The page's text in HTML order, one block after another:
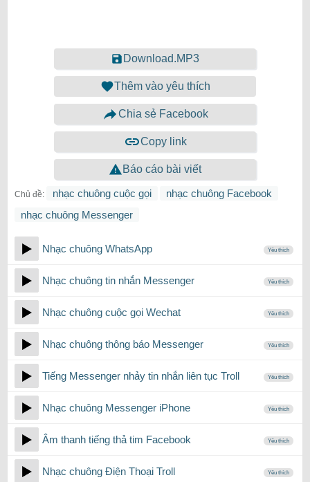
Download.MP3
Thêm vào yêu thích
Chia sẻ Facebook
Copy link
Báo cáo bài viết
Chủ đề: nhạc chuông cuộc gọi
nhạc chuông Facebook
nhạc chuông Messenger
Nhạc chuông WhatsApp Yêu thích
Nhạc chuông tin nhắn Messenger Yêu thích
Nhạc chuông cuộc gọi Wechat Yêu thích
Nhạc chuông thông báo Messenger Yêu thích
Tiếng Messenger nhảy tin nhắn liên tục Troll Yêu thích
Nhạc chuông Messenger iPhone Yêu thích
Âm thanh tiếng thả tim Facebook Yêu thích
Nhạc chuông Điện Thoại Troll Yêu thích